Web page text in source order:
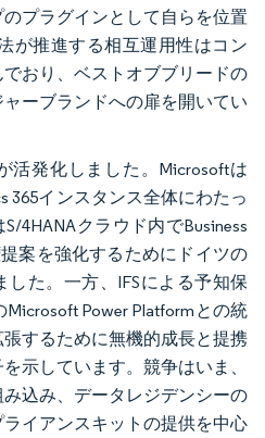
プラグインとして自らを位置
が推進する相互運用性はコン
おり、ベストオブブリードの
ーブランドへの扉を開いてい
活発化しました。Microsoftは
365インスタンス全体にわたっ
4HANAクラウド内でBusiness
案を強化するためにドイツの
した。一方、IFSによる予知保
Power Platformとの統
するために無機的成長と提携
示しています。競争はいま、
込み、データレジデンシーの
イアンスキットの提供を中心